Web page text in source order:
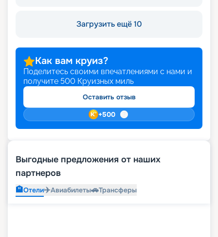
Загрузить ещё 10
Как вам круиз?
Поделитесь своими впечатлениями с нами и
получите 500 Круизных миль
Оставить отзыв
+500
Выгодные предложения от наших
партнеров
🏨Отели✈️Авиабилеты🚗Трансферы